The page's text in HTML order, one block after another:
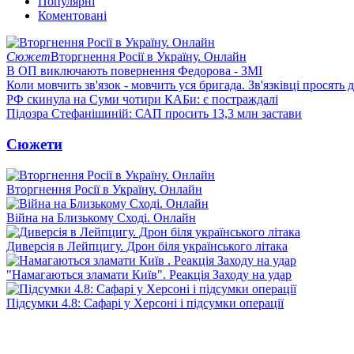
Коментовані
СюжетВторгнення Росії в Україну. Онлайн
В ОП виключають повернення Федорова - ЗМІ
Коли мовчить зв'язок - мовчить уся бригада. Зв'язківці просять
РФ скинула на Суми чотири КАБи: є постраждалі
Підозра Стефанішиній: САП просить 13,3 млн застави
Сюжети
Вторгнення Росії в Україну. Онлайн
Війна на Близькому Сході. Онлайн
Диверсія в Лейпцигу. Дрон біля українського літака
"Намагаються зламати Київ". Реакція Заходу на удар
Підсумки 4.8: Сафарі у Херсоні і підсумки операції